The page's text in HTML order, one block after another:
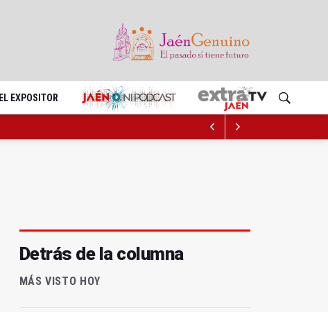
EL EXPOSITOR
Detrás de la columna
MÁS VISTO HOY